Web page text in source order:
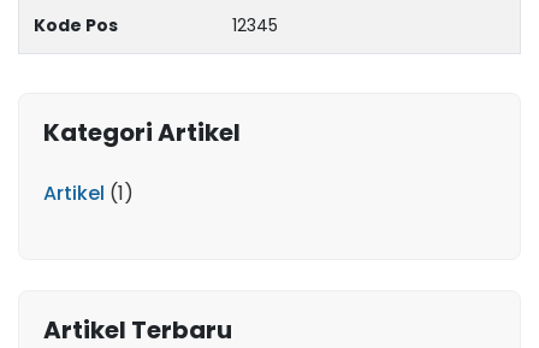
Kode Pos 12345
Kategori Artikel
Artikel (1)
Artikel Terbaru